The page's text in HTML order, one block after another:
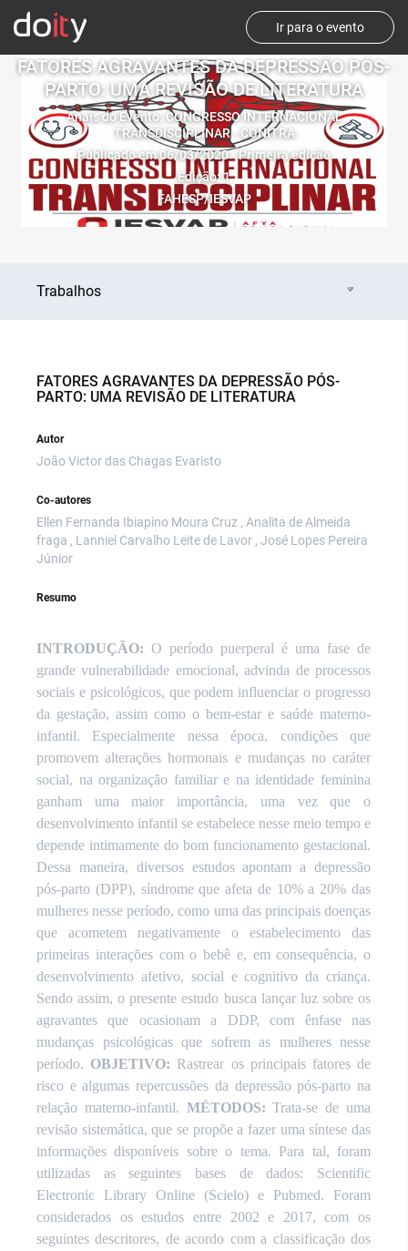
Ir para o evento
FATORES AGRAVANTES DA DEPRESSÃO PÓS-
PARTO: UMA REVISÃO DE LITERATURA
Anais do Evento: CONGRESSO INTERNACIONAL
TRANSDISCIPLINAR - CONITRA
Publicado em 06/03/2020 - Primeira edição
Edição: 1
FAHESP/IESVAP
Trabalhos
FATORES AGRAVANTES DA DEPRESSÃO PÓS-
PARTO: UMA REVISÃO DE LITERATURA
Autor
João Victor das Chagas Evaristo
Co-autores
Ellen Fernanda Ibiapino Moura Cruz , Analita de Almeida
fraga , Lanniel Carvalho Leite de Lavor , José Lopes Pereira
Júnior
Resumo
INTRODUÇÃO: O período puerperal é uma fase de
grande vulnerabilidade emocional, advinda de processos
sociais e psicológicos, que podem influenciar o progresso
da gestação, assim como o bem-estar e saúde materno-
infantil. Especialmente nessa época, condições que
promovem alterações hormonais e mudanças no caráter
social, na organização familiar e na identidade feminina
ganham uma maior importância, uma vez que o
desenvolvimento infantil se estabelece nesse meio tempo e
depende intimamente do bom funcionamento gestacional.
Dessa maneira, diversos estudos apontam a depressão
pós-parto (DPP), síndrome que afeta de 10% a 20% das
mulheres nesse período, como uma das principais doenças
que acometem negativamente o estabelecimento das
primeiras interações com o bebê e, em consequência, o
desenvolvimento afetivo, social e cognitivo da criança.
Sendo assim, o presente estudo busca lançar luz sobre os
agravantes que ocasionam a DDP, com ênfase nas
mudanças psicológicas que sofrem as mulheres nesse
período. OBJETIVO: Rastrear os principais fatores de
risco e algumas repercussões da depressão pós-parto na
relação materno-infantil. MÉTODOS:Trata-se de uma
revisão sistemática, que se propõe a fazer uma síntese das
informações disponíveis sobre o tema. Para tal, foram
utilizadas as seguintes bases de dados: Scientific
Electronic Library Online (Scielo) e Pubmed. Foram
considerados os estudos entre 2002 e 2017, com os
seguintes descritores, de acordo com a classificação dos